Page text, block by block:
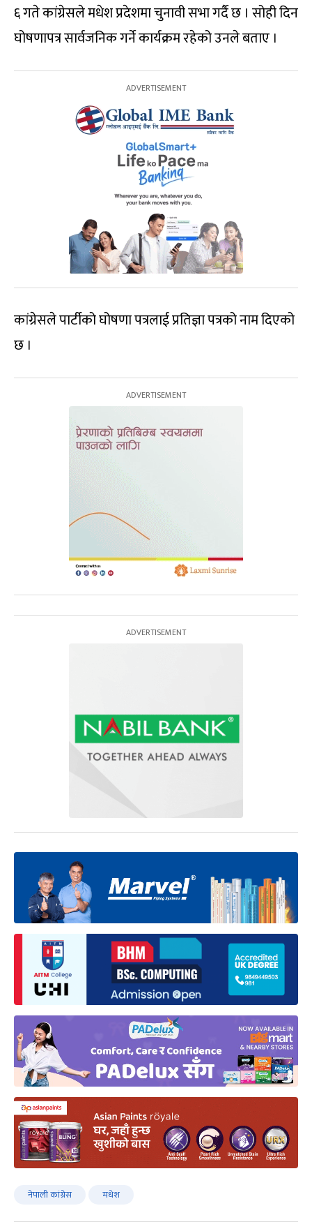
६ गते कांग्रेसले मधेश प्रदेशमा चुनावी सभा गर्दै छ । सोही दिन
घोषणापत्र सार्वजनिक गर्ने कार्यक्रम रहेको उनले बताए ।
कांग्रेसले पार्टीको घोषणा पत्रलाई प्रतिज्ञा पत्रको नाम दिएको
छ ।
नेपाली कांग्रेस मधेश